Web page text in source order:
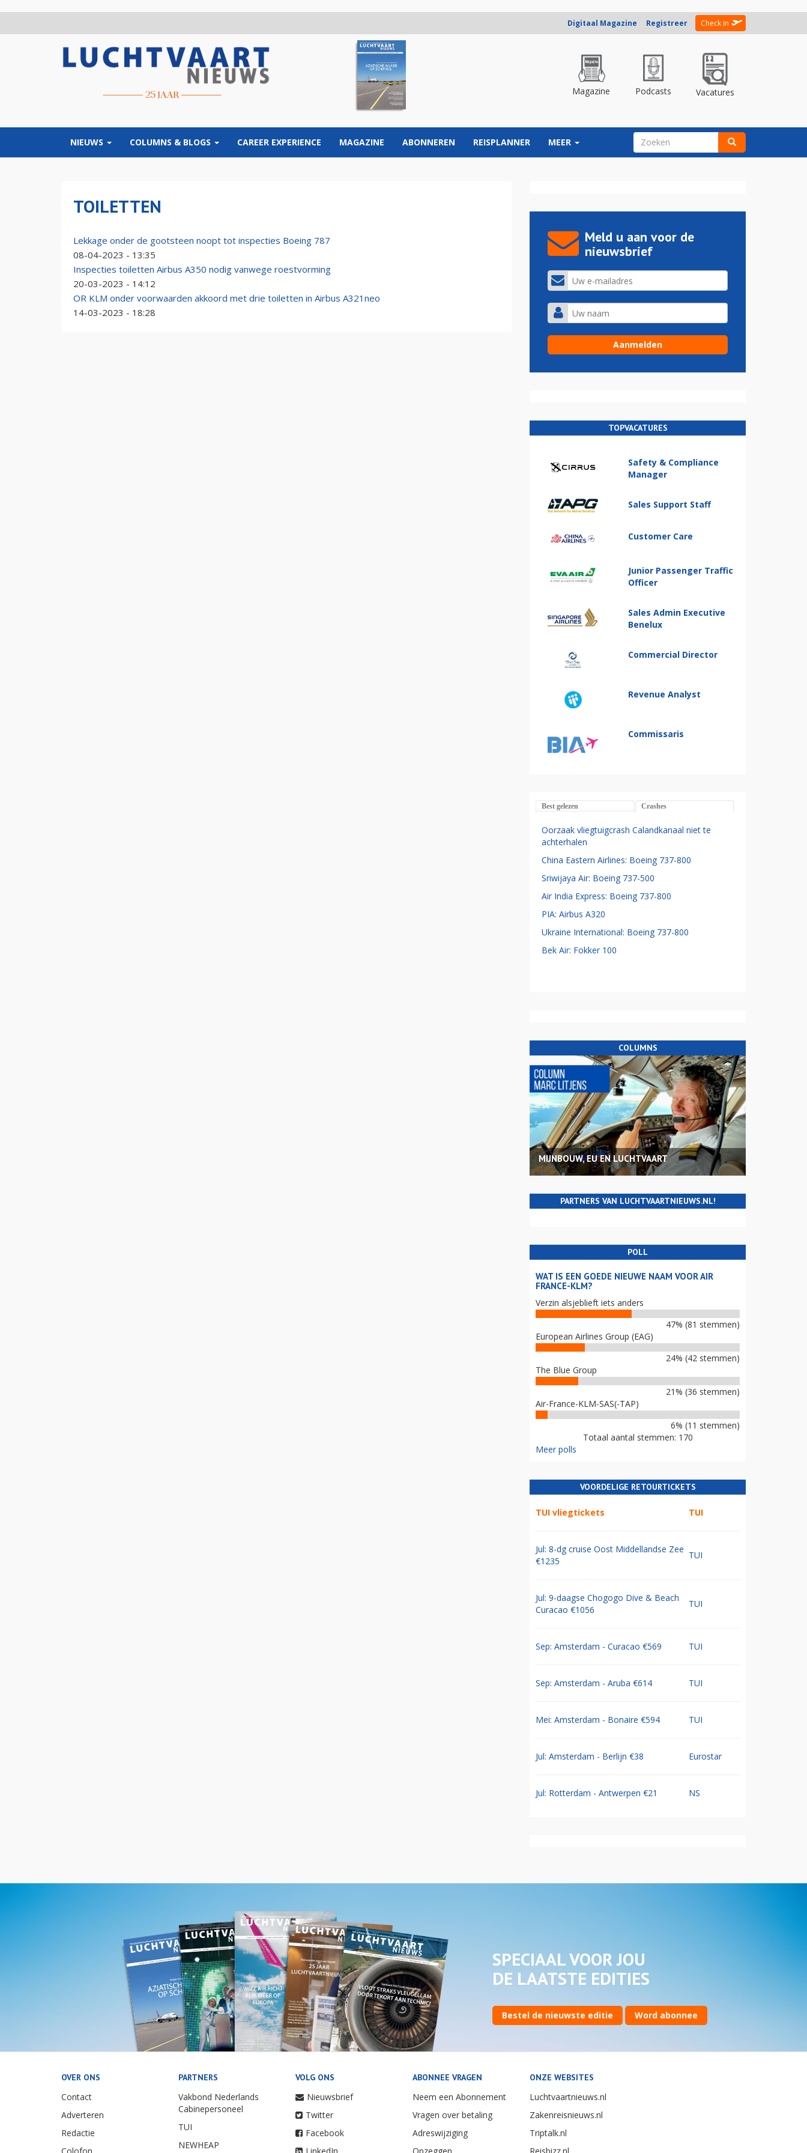
Digitaal Magazine Registreer Check in
Magazine Podcasts Vacatures
NIEUWS COLUMNS & BLOGS CAREER EXPERIENCE MAGAZINE ABONNEREN REISPLANNER MEER ZOEKVELD
TOILETTEN
Lekkage onder de gootsteen noopt tot inspecties Boeing 787
08-04-2023 - 13:35
Inspecties toiletten Airbus A350 nodig vanwege roestvorming
20-03-2023 - 14:12
OR KLM onder voorwaarden akkoord met drie toiletten in Airbus A321neo
14-03-2023 - 18:28
Meld u aan voor de
nieuwsbrief
TOPVACATURES
Safety & Compliance
Manager
Sales Support Staff
Customer Care
Junior Passenger Traffic
Officer
Sales Admin Executive
Benelux
Commercial Director
Revenue Analyst
Commissaris
Best gelezen Crashes
Oorzaak vliegtuigcrash Calandkanaal niet te
achterhalen
China Eastern Airlines: Boeing 737-800
Sriwijaya Air: Boeing 737-500
Air India Express: Boeing 737-800
PIA: Airbus A320
Ukraine International: Boeing 737-800
Bek Air: Fokker 100
COLUMNS
MIJNBOUW, EU EN LUCHTVAART
PARTNERS VAN LUCHTVAARTNIEUWS.NL!
POLL
WAT IS EEN GOEDE NIEUWE NAAM VOOR AIR
FRANCE-KLM?
Verzin alsjeblieft iets anders
47% (81 stemmen)
European Airlines Group (EAG)
24% (42 stemmen)
The Blue Group
21% (36 stemmen)
Air-France-KLM-SAS(-TAP)
6% (11 stemmen)
Totaal aantal stemmen: 170
Meer polls
VOORDELIGE RETOURTICKETS
TUI vliegtickets TUI
Jul: 8-dg cruise Oost Middellandse Zee
€1235
TUI
Jul: 9-daagse Chogogo Dive & Beach
Curacao €1056
TUI
Sep: Amsterdam - Curacao €569 TUI
Sep: Amsterdam - Aruba €614 TUI
Mei: Amsterdam - Bonaire €594 TUI
Jul: Amsterdam - Berlijn €38 Eurostar
Jul: Rotterdam - Antwerpen €21 NS
SPECIAAL VOOR JOU
DE LAATSTE EDITIES
Bestel de nieuwste editie Word abonnee
OVER ONS
Contact
Adverteren
Redactie
PARTNERS
Vakbond Nederlands
Cabinepersoneel
TUI
NEWHEAP
VOLG ONS
Nieuwsbrief
Twitter
Facebook
ABONNEE VRAGEN
Neem een Abonnement
Vragen over betaling
Adreswijziging
ONZE WEBSITES
Luchtvaartnieuws.nl
Zakenreisnieuws.nl
Triptalk.nl